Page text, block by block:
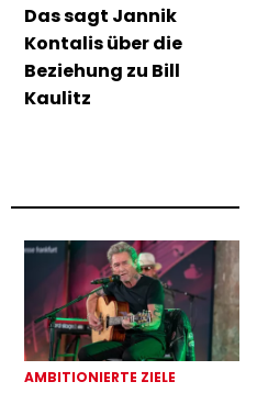
Das sagt Jannik
Kontalis über die
Beziehung zu Bill
Kaulitz
AMBITIONIERTE ZIELE